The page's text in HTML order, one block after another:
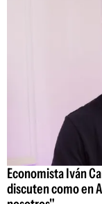
Economista Iván
discuten como en